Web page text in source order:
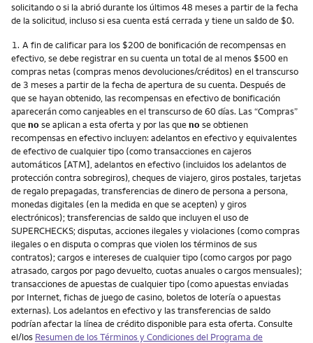
solicitando o si la abrió durante los últimos 48 meses a partir de la fecha
de la solicitud, incluso si esa cuenta está cerrada y tiene un saldo de $0.
Nota
1. A fin de calificar para los $200 de bonificación de recompensas en
efectivo, se debe registrar en su cuenta un total de al menos $500 en
compras netas (compras menos devoluciones/créditos) en el transcurso
de 3 meses a partir de la fecha de apertura de su cuenta. Después de
que se hayan obtenido, las recompensas en efectivo de bonificación
aparecerán como canjeables en el transcurso de 60 días. Las “Compras”
quenose aplican a esta oferta y por las quenose obtienen
recompensas en efectivo incluyen: adelantos en efectivo y equivalentes
de efectivo de cualquier tipo (como transacciones en cajeros
automáticos [ATM], adelantos en efectivo (incluidos los adelantos de
protección contra sobregiros), cheques de viajero, giros postales, tarjetas
de regalo prepagadas, transferencias de dinero de persona a persona,
monedas digitales (en la medida en que se acepten) y giros
electrónicos); transferencias de saldo que incluyen el uso de
SUPERCHECKS; disputas, acciones ilegales y violaciones (como compras
ilegales o en disputa o compras que violen los términos de sus
contratos); cargos e intereses de cualquier tipo (como cargos por pago
atrasado, cargos por pago devuelto, cuotas anuales o cargos mensuales);
transacciones de apuestas de cualquier tipo (como apuestas enviadas
por Internet, fichas de juego de casino, boletos de lotería o apuestas
externas). Los adelantos en efectivo y las transferencias de saldo
podrían afectar la línea de crédito disponible para esta oferta. Consulte
el/los Resumen de los Términos y Condiciones del Programa de